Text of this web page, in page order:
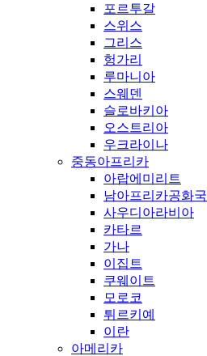
포르투갈
스위스
그리스
헝가리
루마니아
스웨덴
슬로바키아
오스트리아
우크라이나
중동아프리카
아랍에미리트
남아프리카공화국
사우디아라비아
카타르
가나
이집트
쿠웨이트
모로코
튀르키예
이란
아메리카